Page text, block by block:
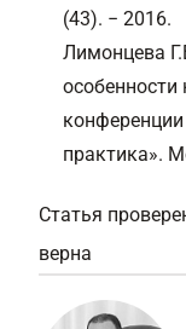
(43). − 2016.
Лимонцева
конференции
практика».
Статья
верна